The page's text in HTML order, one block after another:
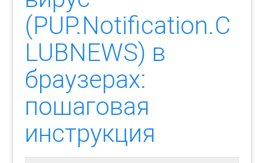
(PUP.Notification.C
LUBNEWS) в
браузерах:
пошаговая
инструкция